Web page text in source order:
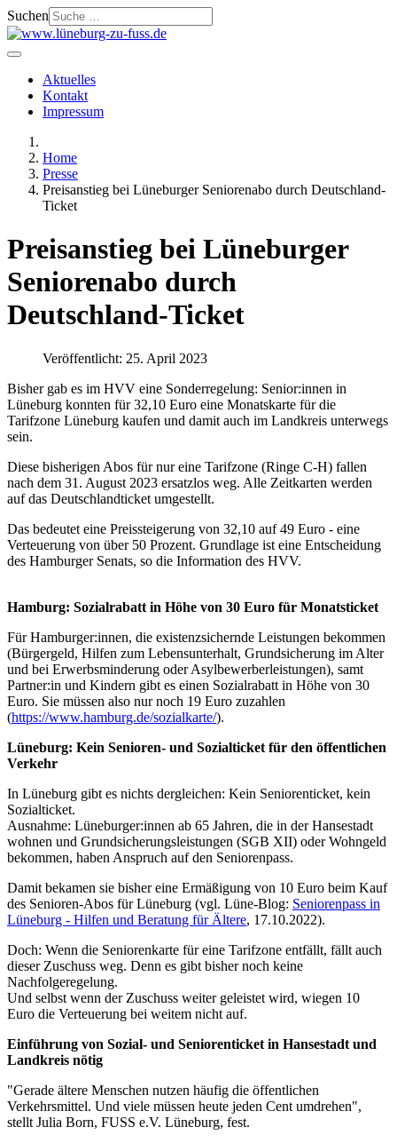
Suchen
Aktuelles
Kontakt
Impressum
Home
Presse
Preisanstieg bei Lüneburger Seniorenabo durch Deutschland-
Ticket
Preisanstieg bei Lüneburger
Seniorenabo durch
Deutschland-Ticket
Veröffentlicht: 25. April 2023
Bisher gab es im HVV eine Sonderregelung: Senior:innen in
Lüneburg konnten für 32,10 Euro eine Monatskarte für die
Tarifzone Lüneburg kaufen und damit auch im Landkreis unterwegs
sein.
Diese bisherigen Abos für nur eine Tarifzone (Ringe C-H) fallen
nach dem 31. August 2023 ersatzlos weg. Alle Zeitkarten werden
auf das Deutschlandticket umgestellt.
Das bedeutet eine Preissteigerung von 32,10 auf 49 Euro - eine
Verteuerung von über 50 Prozent. Grundlage ist eine Entscheidung
des Hamburger Senats, so die Information des HVV.
Hamburg: Sozialrabatt in Höhe von 30 Euro für Monatsticket
Für Hamburger:innen, die existenzsichernde Leistungen bekommen
(Bürgergeld, Hilfen zum Lebensunterhalt, Grundsicherung im Alter
und bei Erwerbsminderung oder Asylbewerberleistungen), samt
Partner:in und Kindern gibt es einen Sozialrabatt in Höhe von 30
Euro. Sie müssen also nur noch 19 Euro zuzahlen
(https://www.hamburg.de/sozialkarte/).
Lüneburg: Kein Senioren- und Sozialticket für den öffentlichen
Verkehr
In Lüneburg gibt es nichts dergleichen: Kein Seniorenticket, kein
Sozialticket.
Ausnahme: Lüneburger:innen ab 65 Jahren, die in der Hansestadt
wohnen und Grundsicherungsleistungen (SGB XII) oder Wohngeld
bekommen, haben Anspruch auf den Seniorenpass.
Damit bekamen sie bisher eine Ermäßigung von 10 Euro beim Kauf
des Senioren-Abos für Lüneburg (vgl. Lüne-Blog: Seniorenpass in
Lüneburg - Hilfen und Beratung für Ältere, 17.10.2022).
Doch: Wenn die Seniorenkarte für eine Tarifzone entfällt, fällt auch
dieser Zuschuss weg. Denn es gibt bisher noch keine
Nachfolgeregelung.
Und selbst wenn der Zuschuss weiter geleistet wird, wiegen 10
Euro die Verteuerung bei weitem nicht auf.
Einführung von Sozial- und Seniorenticket in Hansestadt und
Landkreis nötig
"Gerade ältere Menschen nutzen häufig die öffentlichen
Verkehrsmittel. Und viele müssen heute jeden Cent umdrehen",
stellt Julia Born, FUSS e.V. Lüneburg, fest.